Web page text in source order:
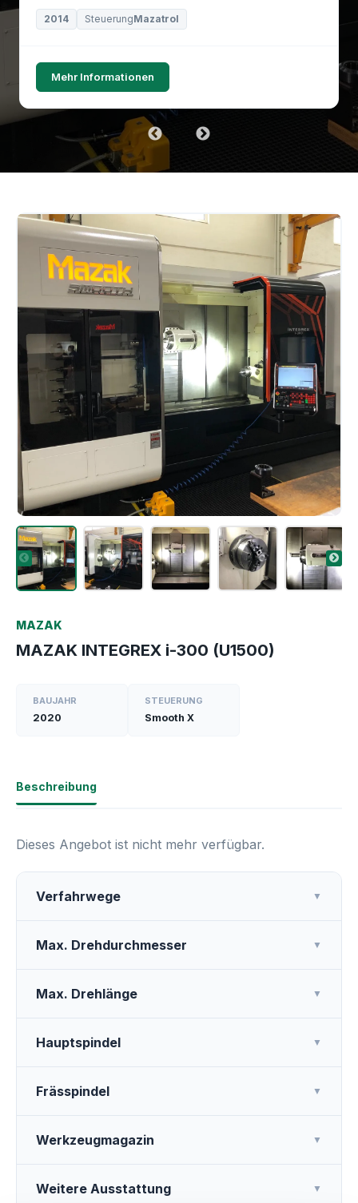
2014 SteuerungMazatrol
Mehr Informationen
MAZAK
MAZAK INTEGREX i-300 (U1500)
BAUJAHR
2020
STEUERUNG
Smooth X
Beschreibung
Dieses Angebot ist nicht mehr verfügbar.
Verfahrwege ▼
Max. Drehdurchmesser ▼
Max. Drehlänge ▼
Hauptspindel ▼
Frässpindel ▼
Werkzeugmagazin ▼
Weitere Ausstattung ▼